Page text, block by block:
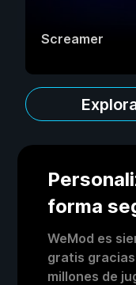
Screamer
forma
WeMod es
gratis
millones de